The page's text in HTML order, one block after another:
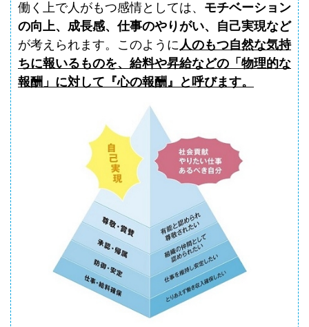
働く上で人がもつ感情としては、 モチベーション
の向上、成長感、仕事のやりがい、自己実現など
が考えられます。このように人のもつ自然な気持
ちに報いるものを、給料や昇給などの「物理的な
報酬」に対して『心の報酬』と呼びます。